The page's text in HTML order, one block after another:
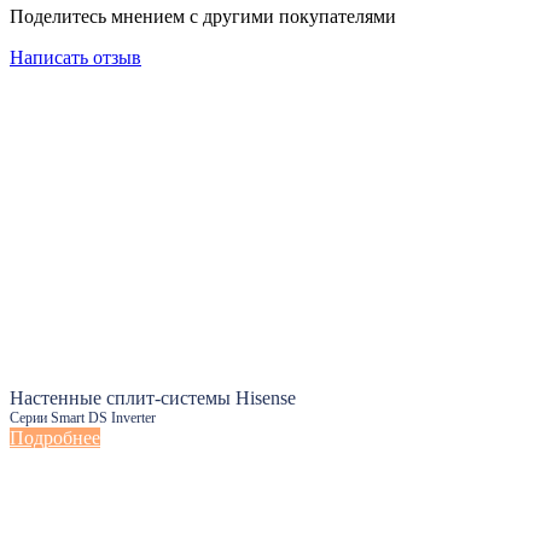
Поделитесь мнением с другими покупателями
Написать отзыв
Настенные сплит-системы Hisense
Серии Smart DS Inverter
Подробнее